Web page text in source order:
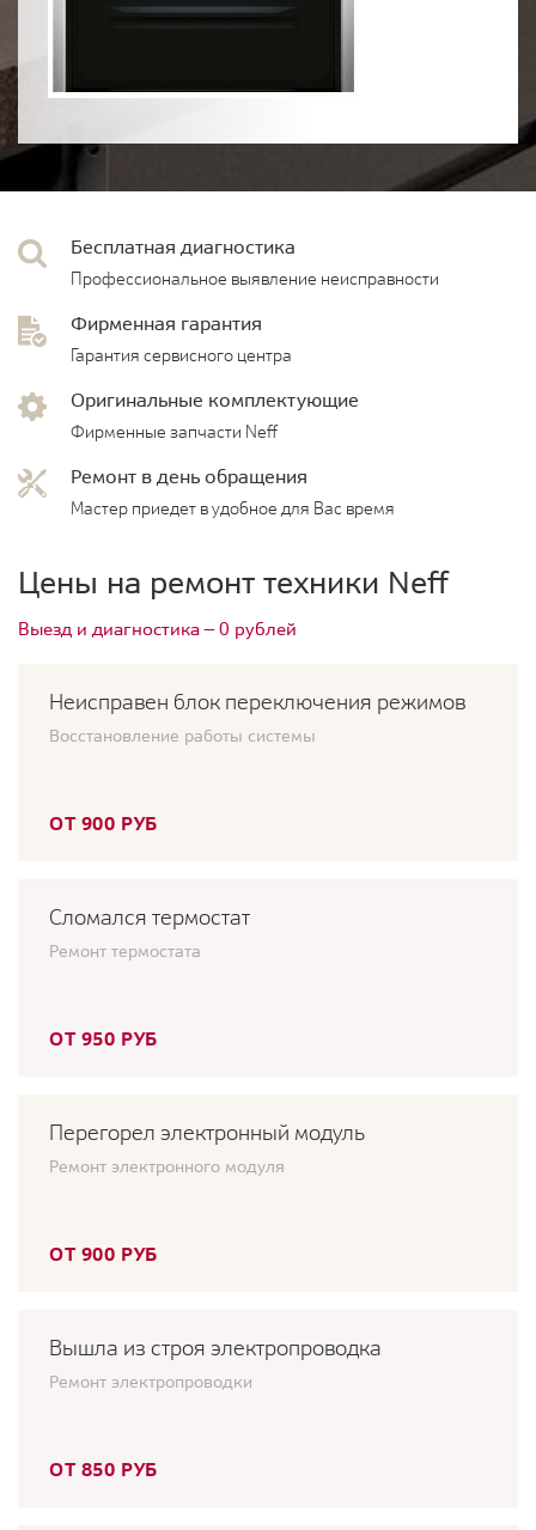
Бесплатная диагностика
Профессиональное выявление неисправности
Фирменная гарантия
Гарантия сервисного центра
Оригинальные комплектующие
Фирменные запчасти Neff
Ремонт в день обращения
Мастер приедет в удобное для Вас время
Цены на ремонт техники Neff
Выезд и диагностика — 0 рублей
Неисправен блок переключения режимов
Восстановление работы системы
ОТ 900 РУБ
Сломался термостат
Ремонт термостата
ОТ 950 РУБ
Перегорел электронный модуль
Ремонт электронного модуля
ОТ 900 РУБ
Вышла из строя электропроводка
Ремонт электропроводки
ОТ 850 РУБ